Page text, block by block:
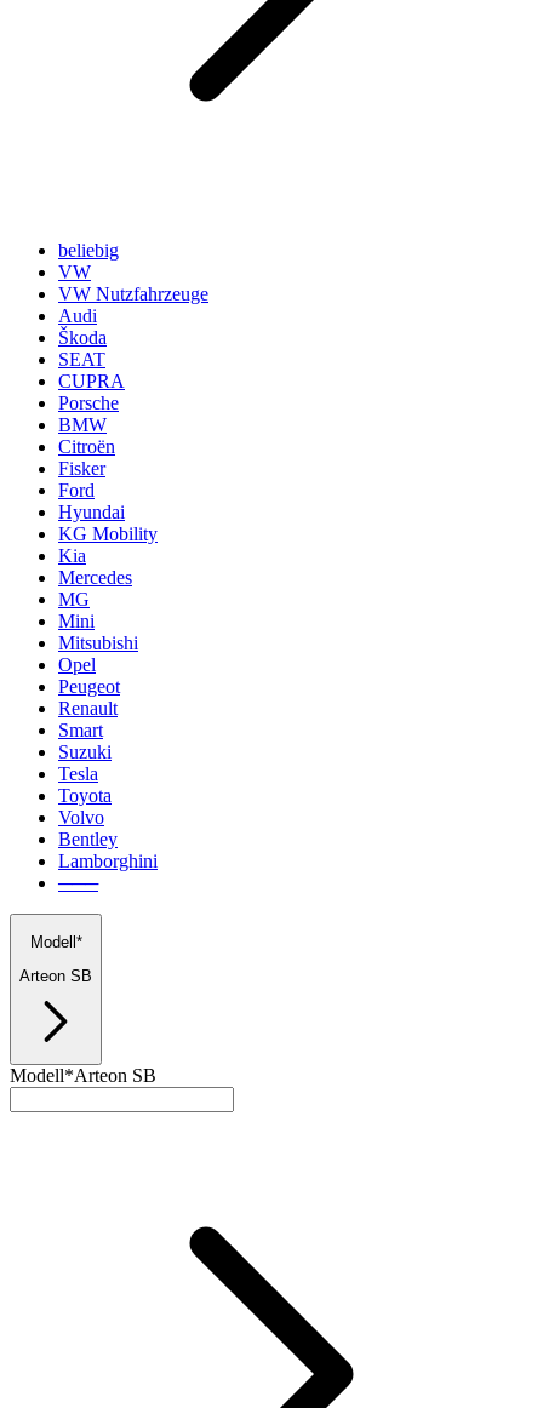
beliebig
VW
VW Nutzfahrzeuge
Audi
Škoda
SEAT
CUPRA
Porsche
BMW
Citroën
Fisker
Ford
Hyundai
KG Mobility
Kia
Mercedes
MG
Mini
Mitsubishi
Opel
Peugeot
Renault
Smart
Suzuki
Tesla
Toyota
Volvo
Bentley
Lamborghini
───
Modell*
Arteon SB
Modell*Arteon SB